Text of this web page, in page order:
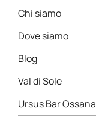
Chi siamo
Dove siamo
Blog
Val di Sole
Ursus Bar Ossana